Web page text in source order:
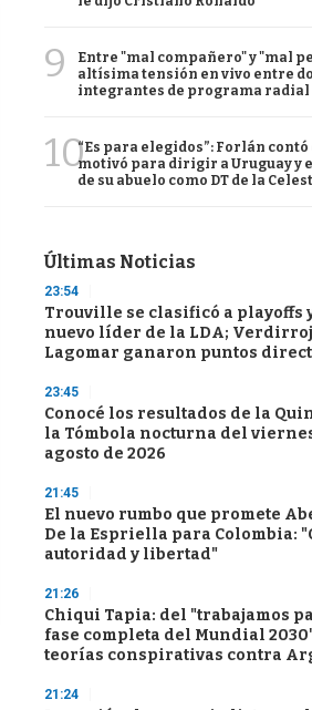
9
Entre "mal compañero" y "mal
altísima tensión en vivo entre
integrantes de programa radial
10“Es para elegidos”: Forlán contó
motivó para dirigir a Uruguay y
de su abuelo como DT de la
Últimas Noticias
23:54
Trouville se clasificó a playoffs
nuevo líder de la LDA;
Lagomar ganaron puntos
23:45
Conocé los resultados de la
la Tómbola nocturna del
agosto de 2026
21:45
El nuevo rumbo que promete
De la Espriella para Colombia:
autoridad y libertad"
21:26
Chiqui Tapia: del "trabajamos
fase completa del Mundial
teorías conspirativas contra
21:24